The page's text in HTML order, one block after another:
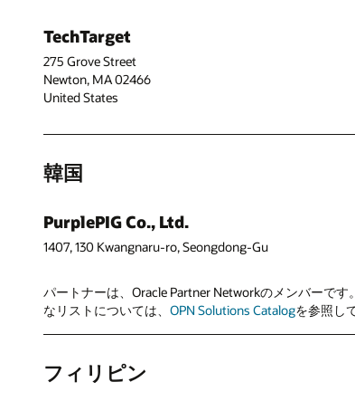
TechTarget
275 Grove Street
Newton, MA 02466
United States
韓国
PurplePIG Co., Ltd.
1407, 130 Kwangnaru-ro, Seongdong-Gu
パートナーは、Oracle Partner Networkのメンバーで
なリストについては、 OPN Solutions Catalogを参照し
フィリピン